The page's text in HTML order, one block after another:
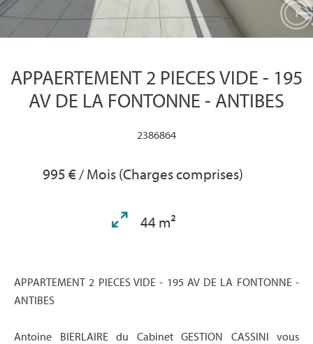
APPAERTEMENT 2 PIECES VIDE - 195
AV DE LA FONTONNE - ANTIBES
2386864
995 € / Mois (Charges comprises)
44 m²
APPARTEMENT 2 PIECES VIDE - 195 AV DE LA FONTONNE -
ANTIBES
Antoine BIERLAIRE du Cabinet GESTION CASSINI vous